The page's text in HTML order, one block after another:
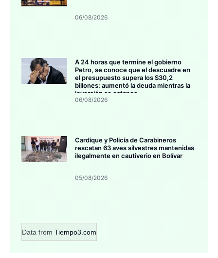
06/08/2026
A 24 horas que termine el gobierno
Petro, se conoce que el descuadre en
el presupuesto supera los $30,2
billones: aumentó la deuda mientras la
inversión se estanca
06/08/2026
Cardique y Policía de Carabineros
rescatan 63 aves silvestres mantenidas
ilegalmente en cautiverio en Bolívar
05/08/2026
Data from Tiempo3.com